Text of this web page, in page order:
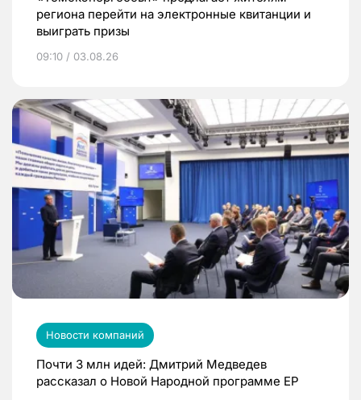
региона перейти на электронные квитанции и
выиграть призы
09:10 / 03.08.26
Новости компаний
Почти 3 млн идей: Дмитрий Медведев
рассказал о Новой Народной программе ЕР